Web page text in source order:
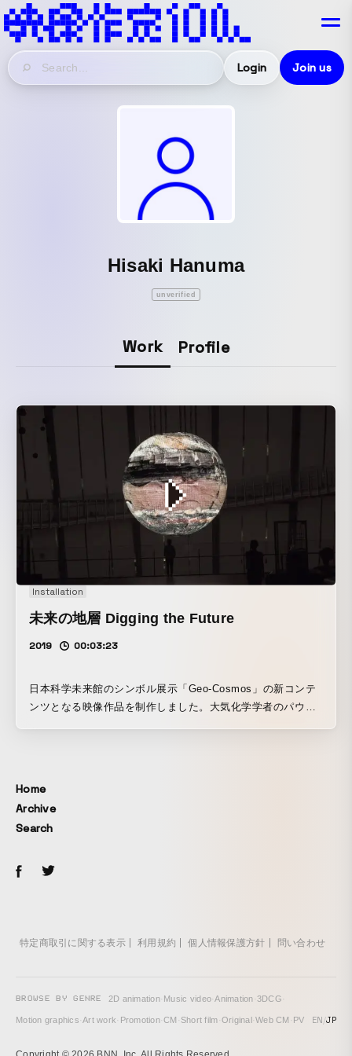
Login Join us
Hisaki Hanuma
unverified
Work Profile
Installation
未来の地層 Digging the Future
2019 00:03:23
日本科学未来館のシンボル展示「Geo-Cosmos」の新コンテ
ンツとなる映像作品を制作しました。大気化学学者のパウ
時代は、地球史になにを残すのだろうか？”という難解なテー
マをポップに表現しました。
Home
Archive
Search
特定商取引に関する表示 利用規約 個人情報保護方針 問い合わせ
BROWSE BY GENRE 2D animation· Music video·Animation·3DCG·
Motion graphics·Art work· Promotion·CM · Short film·Original ·Web CM · PV EN/JP